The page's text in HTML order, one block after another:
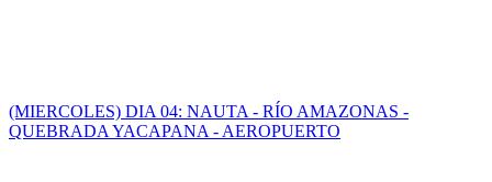
(MIERCOLES) DIA 04: NAUTA - RÍO AMAZONAS -
QUEBRADA YACAPANA - AEROPUERTO